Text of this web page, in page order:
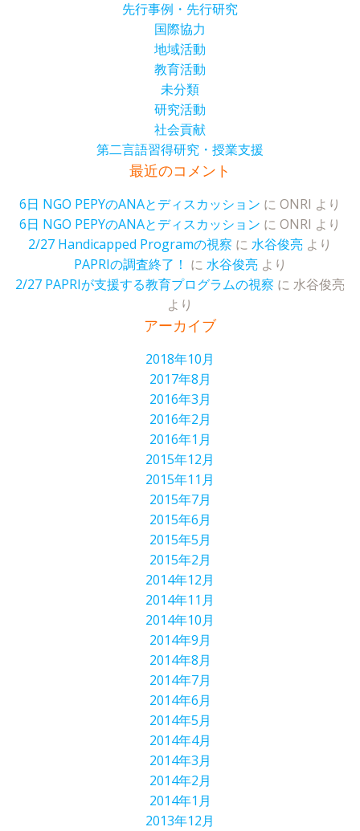
先行事例・先行研究
国際協力
地域活動
教育活動
未分類
研究活動
社会貢献
第二言語習得研究・授業支援
最近のコメント
6日 NGO PEPYのANAとディスカッション に ONRI より
6日 NGO PEPYのANAとディスカッション に ONRI より
2/27 Handicapped Programの視察 に 水谷俊亮 より
PAPRIの調査終了！ に 水谷俊亮より
2/27 PAPRIが支援する教育プログラムの視察 に 水谷俊亮
より
アーカイブ
2018年10月
2017年8月
2016年3月
2016年2月
2016年1月
2015年12月
2015年11月
2015年7月
2015年6月
2015年5月
2015年2月
2014年12月
2014年11月
2014年10月
2014年9月
2014年8月
2014年7月
2014年6月
2014年5月
2014年4月
2014年3月
2014年2月
2014年1月
2013年12月